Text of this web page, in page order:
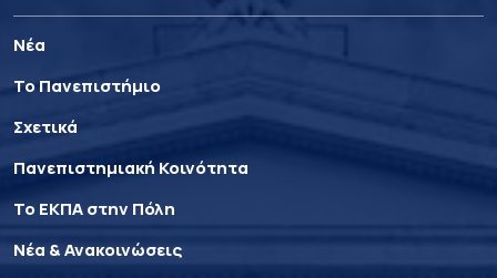
Νέα
Το Πανεπιστήμιο
Σχετικά
Πανεπιστημιακή Κοινότητα
Το ΕΚΠΑ στην Πόλη
Νέα & Ανακοινώσεις